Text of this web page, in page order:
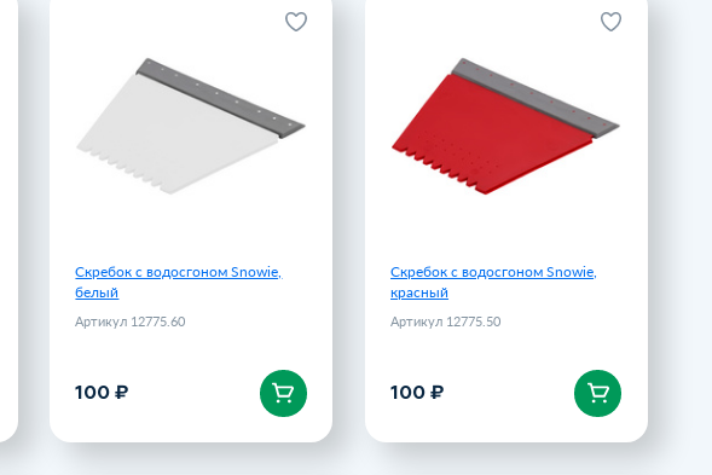
Скребок с водосгоном Snowie,
белый
Артикул 12775.60
100 ₽
Скребок с водосгоном Snowie,
100 ₽
Скребок с водосгоном Snowie,
красный
Артикул 12775.50
100 ₽
Скребок с водосгоном Snowie,
100 ₽